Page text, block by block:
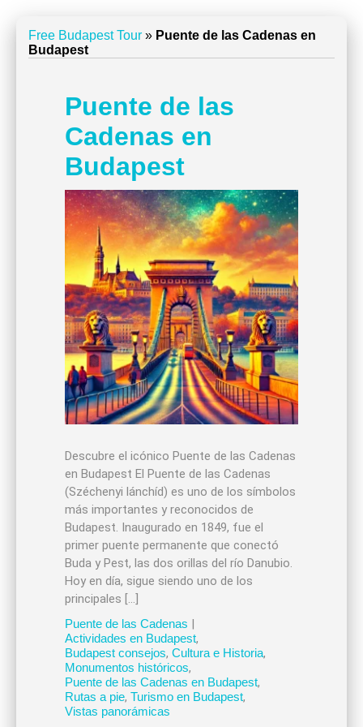
Free Budapest Tour » Puente de las Cadenas en
Budapest
Puente de las
Cadenas en
Budapest
Descubre el icónico Puente de las Cadenas
en Budapest El Puente de las Cadenas
(Széchenyi lánchíd) es uno de los símbolos
más importantes y reconocidos de
Budapest. Inaugurado en 1849, fue el
primer puente permanente que conectó
Buda y Pest, las dos orillas del río Danubio.
Hoy en día, sigue siendo uno de los
principales […]
Puente de las Cadenas |
Actividades en Budapest,
Budapest consejos, Cultura e Historia,
Monumentos históricos,
Puente de las Cadenas en Budapest,
Rutas a pie, Turismo en Budapest,
Vistas panorámicas